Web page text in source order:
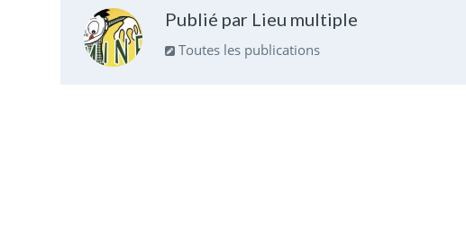
Publié par Lieu multiple
Toutes les publications